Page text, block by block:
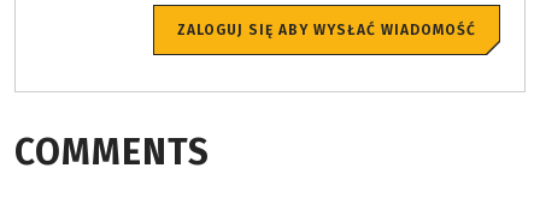
ZALOGUJ SIĘ ABY WYSŁAĆ WIADOMOŚĆ
COMMENTS